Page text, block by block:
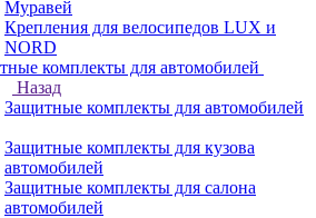
Муравей
Крепления для велосипедов LUX и
NORD
комплекты для автомобилей
Назад
Защитные комплекты для автомобилей
Защитные комплекты для кузова
автомобилей
Защитные комплекты для салона
автомобилей